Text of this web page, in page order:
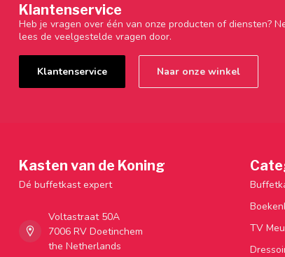
Klantenservice
Heb je vragen over één van onze producten of diensten?
lees de veelgestelde vragen door.
Klantenservice Naar onze winkel
Kasten van de Koning
Dé buffetkast expert
Voltastraat 50A
7006 RV Doetinchem
the Netherlands
TV